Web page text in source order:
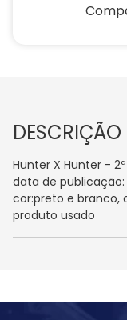
Hunter X Hunter -
data de publicação:
cor:preto e branco,
produto usado